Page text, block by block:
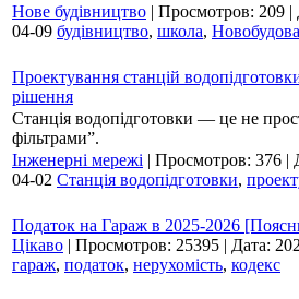
Нове будівництво | Просмотров: 209 |
04-09 будівництво, школа, Новобудова
Проектування станцій
рішення
Станція водопідготовки — це не
фільтрами”.
Інженерні мережі | Просмотров: 376 |
04-02 Станція водопідготовки,
Податок на Гараж в 2025-2026
Цікаво | Просмотров: 25395 | Дата:
гараж, податок, нерухомість, кодекс